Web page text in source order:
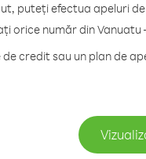
puteți efectua apeluri
orice număr din Vanuatu
credit sau un plan de